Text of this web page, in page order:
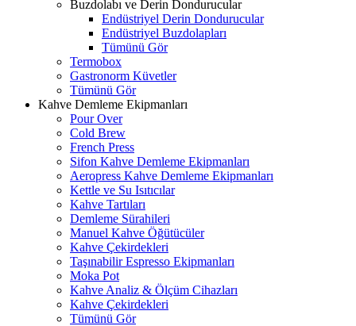
Buzdolabı ve Derin Dondurucular
Endüstriyel Derin Dondurucular
Endüstriyel Buzdolapları
Tümünü Gör
Termobox
Gastronorm Küvetler
Tümünü Gör
Kahve Demleme Ekipmanları
Pour Over
Cold Brew
French Press
Sifon Kahve Demleme Ekipmanları
Aeropress Kahve Demleme Ekipmanları
Kettle ve Su Isıtıcılar
Kahve Tartıları
Demleme Sürahileri
Manuel Kahve Öğütücüler
Kahve Çekirdekleri
Taşınabilir Espresso Ekipmanları
Moka Pot
Kahve Analiz & Ölçüm Cihazları
Kahve Çekirdekleri
Tümünü Gör